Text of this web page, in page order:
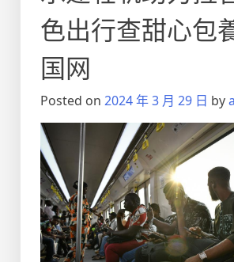
色出行查甜心包
国网
Posted on 2024 年 3 月 29 日 by